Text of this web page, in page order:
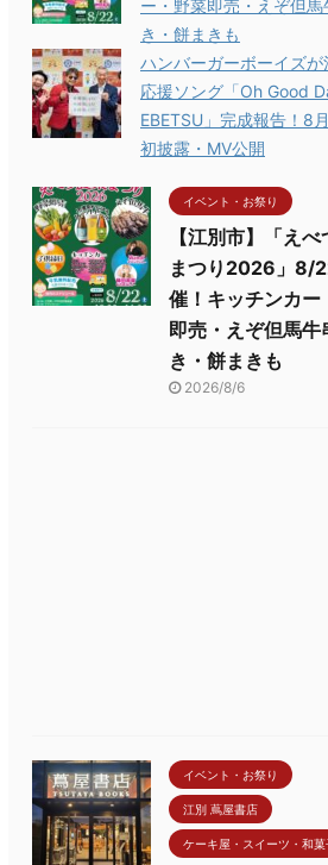
ー・野菜即売・えぞ但馬
き・餅まきも
ハンバーガーボーイズが
応援ソング「Oh Good
EBETSU」完成報告！8
初披露・MV公開
イベント・お祭り
【江別市】「え
まつり2026」8/
催！キッチンカー
即売・えぞ但馬牛
き・餅まきも
2026/8/6
イベント・お祭り
江別 蔦屋書店
ケーキ屋・スイーツ・和